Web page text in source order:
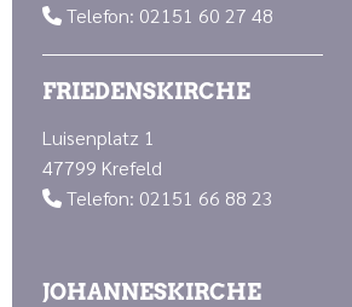
 Telefon: 02151 60 27 48
FRIEDENSKIRCHE
Luisenplatz 1
47799 Krefeld
 Telefon: 02151 66 88 23
JOHANNESKIRCHE